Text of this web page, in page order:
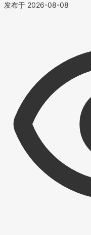
发布于 2026-08-08